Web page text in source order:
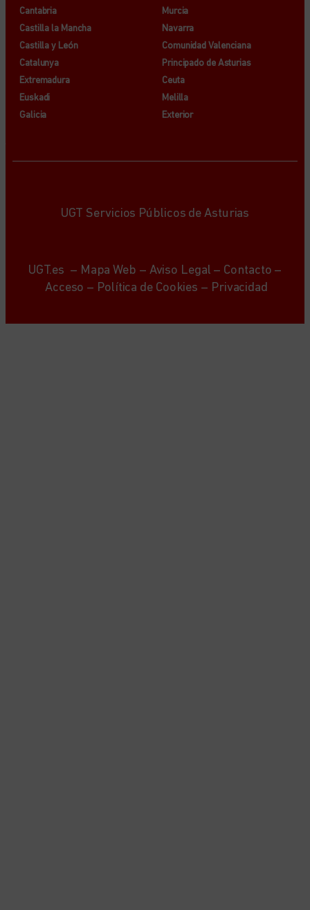
Cantabria
Castilla la Mancha
Castilla y León
Catalunya
Extremadura
Euskadi
Galicia
Murcia
Navarra
Comunidad Valenciana
Principado de Asturias
Ceuta
Melilla
Exterior
UGT Servicios Públicos de Asturias
UGT.es – Mapa Web – Aviso Legal – Contacto –
Acceso – Política de Cookies – Privacidad